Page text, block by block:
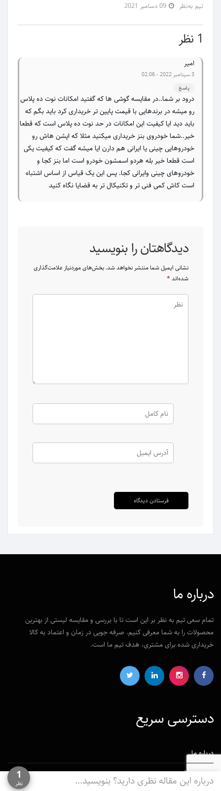
تیم به‌نظر 09 دسامبر 2021
1 نظر
امیر
3 سپتامبر 2022 - 02:06
پاسخ
درود بر شما..در مقایسه گوشی ها که گفتید امکانات نوت ده پلاس
رو میشه در برندهایی با قیمت پایین تر خریداری کرد باید بگم که
باید دید ایا کیفیت این امکانات در حد نوت ده پلاس است که قطعا
خیر..شما خودروی بنز خریداری میکنید مثلا که اپشن هاش رو
خودروهایی چینی یا ایرانی هم دارن ایا میشه گفت که کیفیت یکی
است قطعا خیر بله هردو اسمشون خودرو است اما بنز کجا و
خودروهای چینی وایرانی کجا. پس این یک قیاس از اساس اشتباه
است کاش کمی فنی تر و تکنیکال تر به قضایا نگاه کنید
دیدگاهتان را بنویسید
نشانی ایمیل شما منتشر نخواهد شد. بخش‌های موردنیاز علامت‌گذاری
شده‌اند *
درباره این مقاله نظری دارید؟ بنویسید... 1
نظر
درباره ما
تمام سعی تیم به نظر بر این است تا با بررسی و مقایسه لیستی از بهترین
محصولات را به شما معرفی کنیم. صرفه جویی در زمان و اعتماد به کالا
خریداری شده برای مشتری، هدف تیم ما است.
دسترسی‌ سریع
درباره ما
تماس با ما